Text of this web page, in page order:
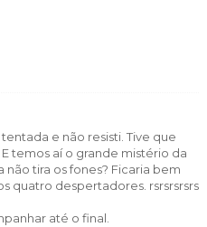
e não resisti. Tive que
E temos aí o grande mistério da
tira os fones? Ficaria bem
quatro despertadores. rsrsrsrsrs
até o final.